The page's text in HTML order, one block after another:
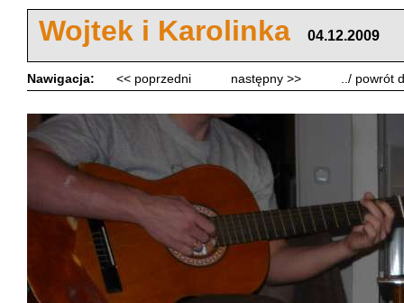
Wojtek i Karolinka 04.12.2009
Nawigacja: << poprzedni następny >> ../ powrót